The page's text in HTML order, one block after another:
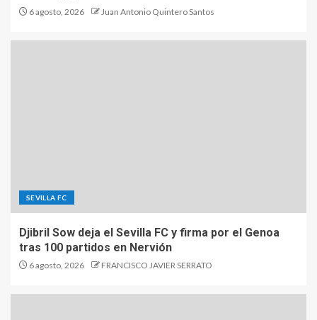
6 agosto, 2026 Juan Antonio Quintero Santos
SEVILLA FC
Djibril Sow deja el Sevilla FC y firma por el Genoa
tras 100 partidos en Nervión
6 agosto, 2026 FRANCISCO JAVIER SERRATO